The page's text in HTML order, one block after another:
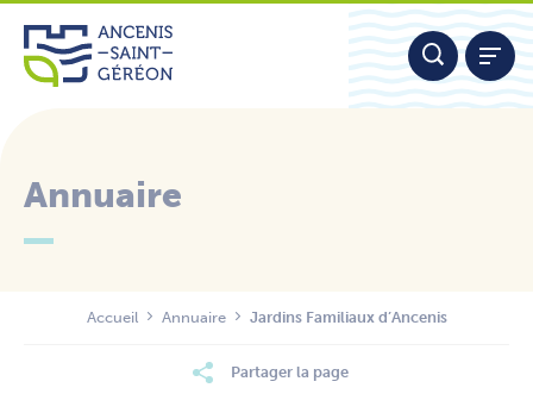
Aller
contenu
Annuaire
Accueil Annuaire Jardins Familiaux d’Ancenis
Partager la page
Panneau de gestion des cookies